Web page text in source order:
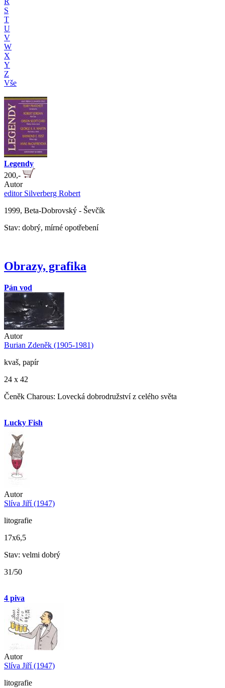
S
T
U
V
W
X
Y
Z
Vše
Legendy
200,-
Autor
editor Silverberg Robert
1999, Beta-Dobrovský - Ševčík
Stav: dobrý, mírné opotřebení
Obrazy, grafika
Pán vod
Autor
Burian Zdeněk (1905-1981)
kvaš, papír
24 x 42
Čeněk Charous: Lovecká dobrodružství z celého světa
Lucky Fish
Autor
Slíva Jiří (1947)
litografie
17x6,5
Stav: velmi dobrý
31/50
4 piva
Autor
Slíva Jiří (1947)
litografie